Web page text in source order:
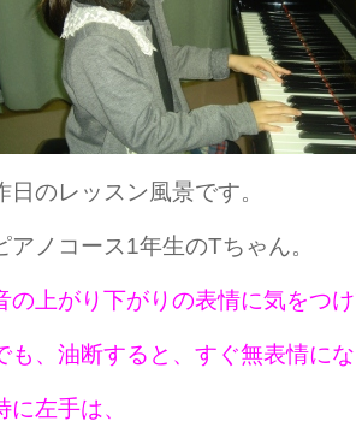
日のレッスン風景です。
アノコース1年生のTちゃん。
の上がり下がりの表情に気をつけ
も、油断すると、すぐ無表情にな
に左手は、